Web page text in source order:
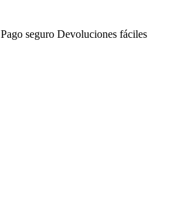
Pago seguro Devoluciones fáciles